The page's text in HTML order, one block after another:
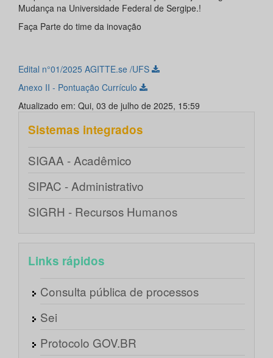
Mudança na Universidade Federal de Sergipe.!
Faça Parte do time da inovação
Edital n°01/2025 AGITTE.se /UFS
Anexo II - Pontuação Currículo
Atualizado em: Qui, 03 de julho de 2025, 15:59
Sistemas integrados
SIGAA - Acadêmico
SIPAC - Administrativo
SIGRH - Recursos Humanos
Links rápidos
Consulta pública de processos
Sei
Protocolo GOV.BR